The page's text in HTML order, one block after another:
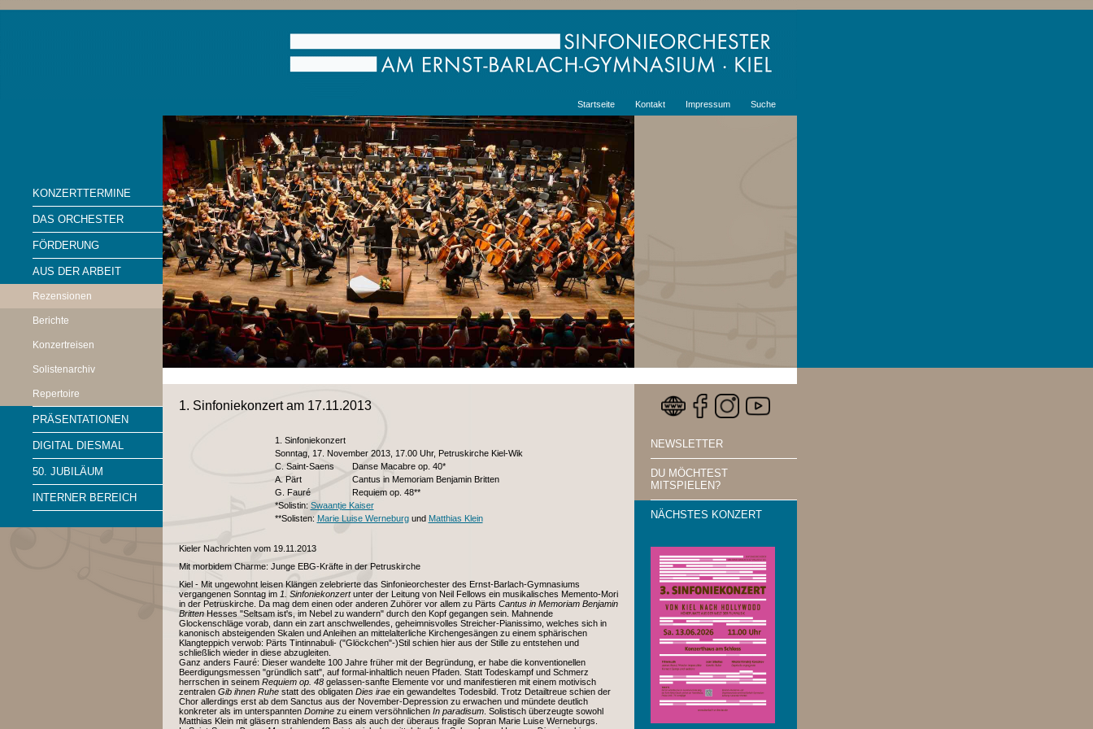
Startseite Kontakt Impressum Suche
KONZERTTERMINE
DAS ORCHESTER
FÖRDERUNG
AUS DER ARBEIT
Rezensionen
Berichte
Konzertreisen
Solistenarchiv
Repertoire
PRÄSENTATIONEN
DIGITAL DIESMAL
50. JUBILÄUM
INTERNER BEREICH
1. Sinfoniekonzert am 17.11.2013
1. Sinfoniekonzert
Sonntag, 17. November 2013, 17.00 Uhr, Petruskirche Kiel-Wik
C. Saint-Saens
Danse Macabre op. 40*
A. Pärt
Cantus in Memoriam Benjamin Britten
G. Fauré
Requiem op. 48**
*Solistin: Swaantje Kaiser
**Solisten: Marie Luise Werneburgund Matthias Klein
Kieler Nachrichten vom 19.11.2013
Mit morbidem Charme: Junge EBG-Kräfte in der Petruskirche
Kiel - Mit ungewohnt leisen Klängen zelebrierte das Sinfonieorchester des Ernst-Barlach-Gymnasiums
vergangenen Sonntag im 1. Sinfoniekonzertunter der Leitung von Neil Fellows ein musikalisches Memento-Mori
in der Petruskirche. Da mag dem einen oder anderen Zuhörer vor allem zu Pärts Cantus in Memoriam Benjamin
Britten Hesses "Seltsam ist's, im Nebel zu wandern" durch den Kopf gegangen sein. Mahnende
Glockenschläge vorab, dann ein zart anschwellendes, geheimnisvolles Streicher-Pianissimo, welches sich in
kanonisch absteigenden Skalen und Anleihen an mittelalterliche Kirchengesängen zu einem sphärischen
Klangteppich verwob: Pärts Tintinnabuli- ("Glöckchen"-)Stil schien hier aus der Stille zu entstehen und
schließlich wieder in diese abzugleiten.
Ganz anders Fauré: Dieser wandelte 100 Jahre früher mit der Begründung, er habe die konventionellen
Beerdigungsmessen "gründlich satt", auf formal-inhaltlich neuen Pfaden. Statt Todeskampf und Schmerz
herrschen in seinem Requiem op. 48 gelassen-sanfte Elemente vor und manifestieren mit einem motivisch
zentralen Gib ihnen Ruhe statt des obligaten Dies irae ein gewandeltes Todesbild. Trotz Detailtreue schien der
Chor allerdings erst ab dem Sanctus aus der November-Depression zu erwachen und mündete deutlich
konkreter als im unterspannten Domine zu einem versöhnlichen In paradisum . Solistisch überzeugte sowohl
Matthias Klein mit gläsern strahlendem Bass als auch der überaus fragile Sopran Marie Luise Werneburgs.
NEWSLETTER
DU MÖCHTEST
MITSPIELEN?
NÄCHSTES KONZERT